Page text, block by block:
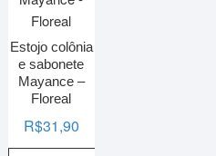
Estojo colônia
e sabonete
Mayance –
Floreal
R$31,90